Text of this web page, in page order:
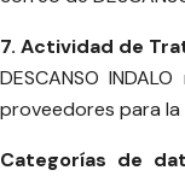
7. Actividad de
DESCANSO
proveedores para
Categorías de